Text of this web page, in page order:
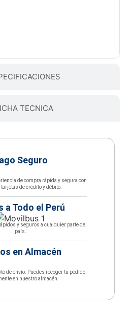
TECNICA
Seguro
de compra rápida y segura con
de crédito y débito.
a Todo el Perú
y seguros a cualquier parte del
país.
en Almacén
de envío. Puedes recoger tu pedido
en nuestro almacén.